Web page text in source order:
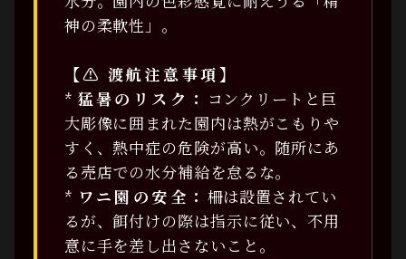
神の柔軟性」。
【⚠ 渡航注意事項】
* 猛暑のリスク： コンクリートと巨
大彫像に囲まれた園内は熱がこもりや
すく、熱中症の危険が高い。随所にあ
る売店での水分補給を怠るな。
* ワニ園の安全： 柵は設置されてい
るが、餌付けの際は指示に従い、不用
意に手を差し出さないこと。